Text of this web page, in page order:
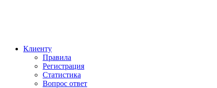
Клиенту
Правила
Регистрация
Статистика
Вопрос ответ